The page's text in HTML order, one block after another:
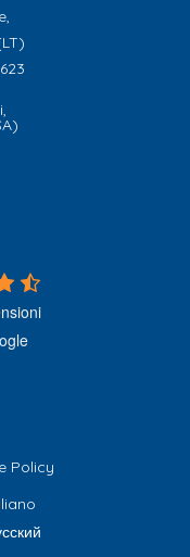
Policy